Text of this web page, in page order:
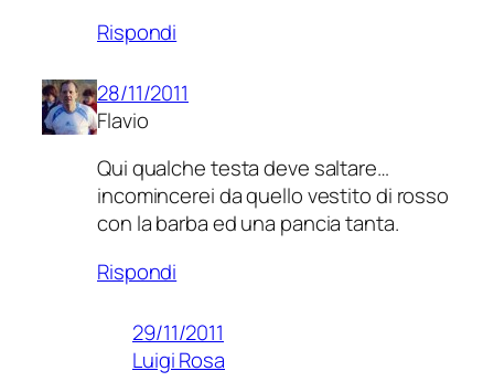
Rispondi
28/11/2011
Flavio
Qui qualche testa deve saltare…
incomincerei da quello vestito di rosso
con la barba ed una pancia tanta.
Rispondi
29/11/2011
Luigi Rosa